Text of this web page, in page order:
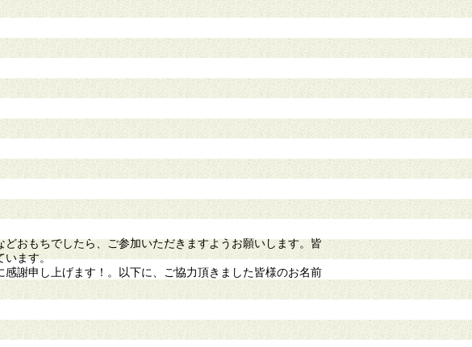
おもちでしたら、ご参加いただきますようお願いします。皆
います。
謝申し上げます！。以下に、ご協力頂きました皆様のお名前